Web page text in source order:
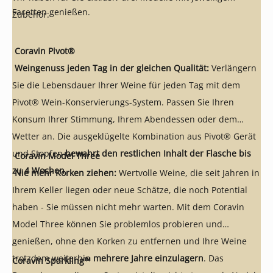
Facetten genießen.
Zubehör:
Coravin Pivot®
Weingenuss jeden Tag in der gleichen Qualität: Verlängern
Sie die Lebensdauer Ihrer Weine für jeden Tag mit dem
Pivot® Wein-Konservierungs-System. Passen Sie Ihren
Konsum Ihrer Stimmung, Ihrem Abendessen oder dem
Wetter an. Die ausgeklügelte Kombination aus Pivot® Gerät
und Stopfenbewahrt den restlichen Inhalt der Flasche bis
zu 4 Wochen.
Coravin Model Three
Nie mehr Korken ziehen: Wertvolle Weine, die seit Jahren in
Ihrem Keller liegen oder neue Schätze, die noch Potential
haben - Sie müssen nicht mehr warten. Mit dem Coravin
Model Three können Sie problemlos probieren und
genießen, ohne den Korken zu entfernen und Ihre Weine
trotzdem weiterhin mehrere Jahre einzulagern. Das
Coravin Sparkling™